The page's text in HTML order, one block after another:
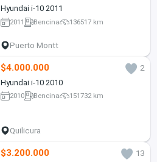
Hyundai i-10 2011
2011 Bencina 136517 km
Puerto Montt
$4.000.000
2
Hyundai i-10 2010
2010 Bencina 151732 km
Quilicura
$3.200.000
13